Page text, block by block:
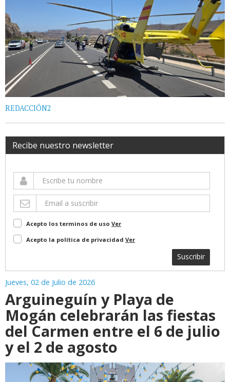
REDACCIÓN2
Recibe nuestro newsletter
Acepto los terminos de uso Ver
Acepto la política de privacidad Ver
Suscribir
Jueves, 02 de Julio de 2026
Arguineguín y Playa de
Mogán celebrarán las fiestas
del Carmen entre el 6 de julio
y el 2 de agosto